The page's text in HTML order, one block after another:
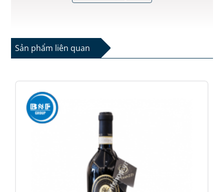
Sản phẩm liên quan